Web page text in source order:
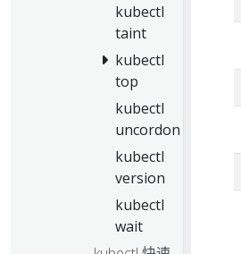
kubectl
taint
kubectl
top
kubectl
uncordon
kubectl
version
kubectl
wait